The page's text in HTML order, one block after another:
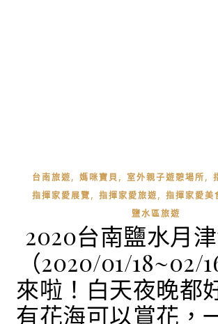
台南旅遊, 媽咪寶貝, 室外親子遊憩場所,
指揮家愛展覽, 指揮家愛旅遊, 指揮家愛美
鹽水區旅遊
2020台南鹽水月
（2020/01/18~02/
來啦！白天夜晚都
有花海可以賞花，